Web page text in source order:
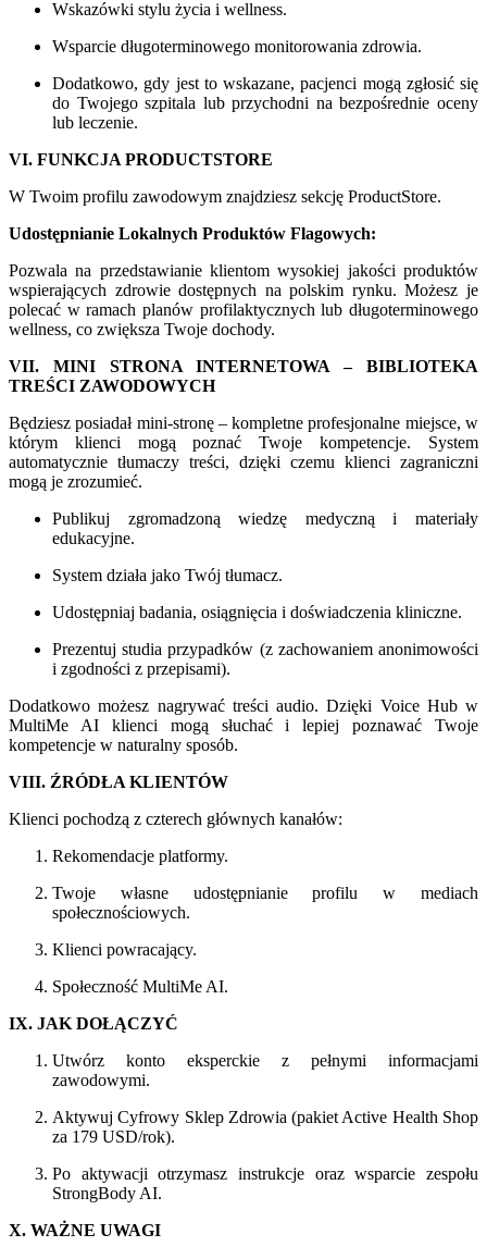
Wskazówki stylu życia i wellness.
Wsparcie długoterminowego monitorowania zdrowia.
Dodatkowo, gdy jest to wskazane, pacjenci mogą zgłosić się
do Twojego szpitala lub przychodni na bezpośrednie oceny
lub leczenie.
VI. FUNKCJA PRODUCTSTORE
W Twoim profilu zawodowym znajdziesz sekcję ProductStore.
Udostępnianie Lokalnych Produktów Flagowych:
Pozwala na przedstawianie klientom wysokiej jakości produktów
wspierających zdrowie dostępnych na polskim rynku. Możesz je
polecać w ramach planów profilaktycznych lub długoterminowego
wellness, co zwiększa Twoje dochody.
VII. MINI STRONA INTERNETOWA – BIBLIOTEKA
TREŚCI ZAWODOWYCH
Będziesz posiadał mini-stronę – kompletne profesjonalne miejsce, w
którym klienci mogą poznać Twoje kompetencje. System
automatycznie tłumaczy treści, dzięki czemu klienci zagraniczni
mogą je zrozumieć.
Publikuj zgromadzoną wiedzę medyczną i materiały
edukacyjne.
System działa jako Twój tłumacz.
Udostępniaj badania, osiągnięcia i doświadczenia kliniczne.
Prezentuj studia przypadków (z zachowaniem anonimowości
i zgodności z przepisami).
Dodatkowo możesz nagrywać treści audio. Dzięki Voice Hub w
MultiMe AI klienci mogą słuchać i lepiej poznawać Twoje
kompetencje w naturalny sposób.
VIII. ŹRÓDŁA KLIENTÓW
Klienci pochodzą z czterech głównych kanałów:
Rekomendacje platformy.
Twoje własne udostępnianie profilu w mediach
społecznościowych.
Klienci powracający.
Społeczność MultiMe AI.
IX. JAK DOŁĄCZYĆ
Utwórz konto eksperckie z pełnymi informacjami
zawodowymi.
Aktywuj Cyfrowy Sklep Zdrowia (pakiet Active Health Shop
za 179 USD/rok).
Po aktywacji otrzymasz instrukcje oraz wsparcie zespołu
StrongBody AI.
X. WAŻNE UWAGI